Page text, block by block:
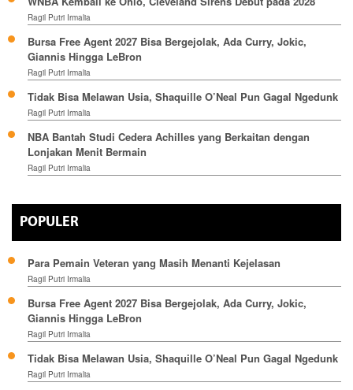
Ragil Putri Irmalia
Bursa Free Agent 2027 Bisa Bergejolak, Ada Curry, Jokic,
Giannis Hingga LeBron
Ragil Putri Irmalia
Tidak Bisa Melawan Usia, Shaquille O’Neal Pun Gagal Ngedunk
Ragil Putri Irmalia
NBA Bantah Studi Cedera Achilles yang Berkaitan dengan
Lonjakan Menit Bermain
Ragil Putri Irmalia
POPULER
Para Pemain Veteran yang Masih Menanti Kejelasan
Ragil Putri Irmalia
Bursa Free Agent 2027 Bisa Bergejolak, Ada Curry, Jokic,
Giannis Hingga LeBron
Ragil Putri Irmalia
Tidak Bisa Melawan Usia, Shaquille O’Neal Pun Gagal Ngedunk
Ragil Putri Irmalia